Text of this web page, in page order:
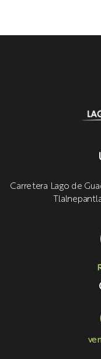
Carretera Lago de